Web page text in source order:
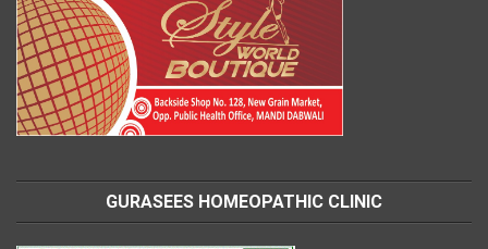
GURASEES HOMEOPATHIC CLINIC